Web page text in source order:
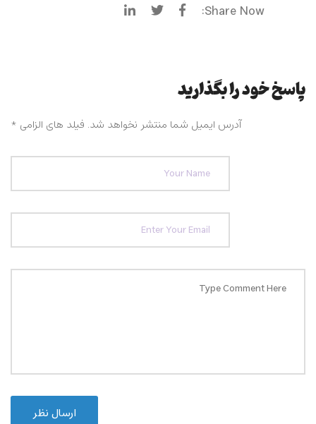
Share Now:
پاسخ خود را بگذارید
آدرس ایمیل شما منتشر نخواهد شد. فیلد های الزامی *
ارسال نظر